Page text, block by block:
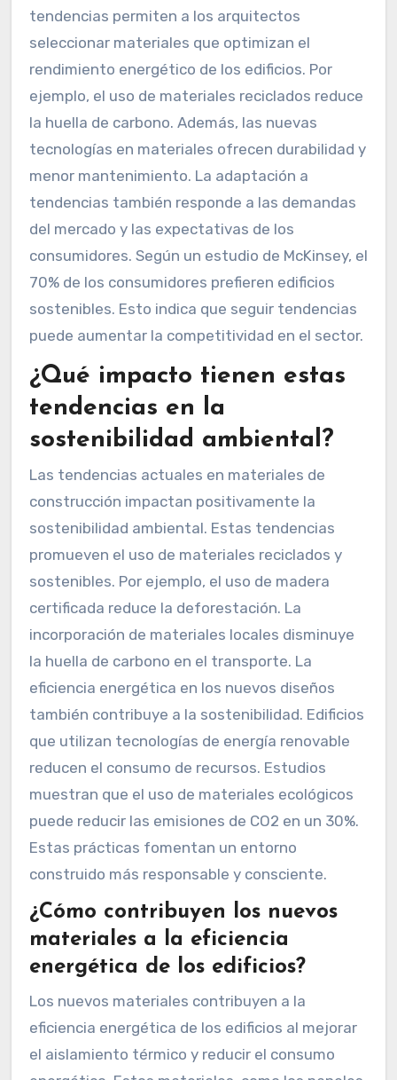
tendencias permiten a los arquitectos
seleccionar materiales que optimizan el
rendimiento energético de los edificios. Por
ejemplo, el uso de materiales reciclados reduce
la huella de carbono. Además, las nuevas
tecnologías en materiales ofrecen durabilidad y
menor mantenimiento. La adaptación a
tendencias también responde a las demandas
del mercado y las expectativas de los
consumidores. Según un estudio de McKinsey, el
70% de los consumidores prefieren edificios
sostenibles. Esto indica que seguir tendencias
puede aumentar la competitividad en el sector.
¿Qué impacto tienen estas
tendencias en la
sostenibilidad ambiental?
Las tendencias actuales en materiales de
construcción impactan positivamente la
sostenibilidad ambiental. Estas tendencias
promueven el uso de materiales reciclados y
sostenibles. Por ejemplo, el uso de madera
certificada reduce la deforestación. La
incorporación de materiales locales disminuye
la huella de carbono en el transporte. La
eficiencia energética en los nuevos diseños
también contribuye a la sostenibilidad. Edificios
que utilizan tecnologías de energía renovable
reducen el consumo de recursos. Estudios
muestran que el uso de materiales ecológicos
puede reducir las emisiones de CO2 en un 30%.
Estas prácticas fomentan un entorno
construido más responsable y consciente.
¿Cómo contribuyen los nuevos
materiales a la eficiencia
energética de los edificios?
Los nuevos materiales contribuyen a la
eficiencia energética de los edificios al mejorar
el aislamiento térmico y reducir el consumo